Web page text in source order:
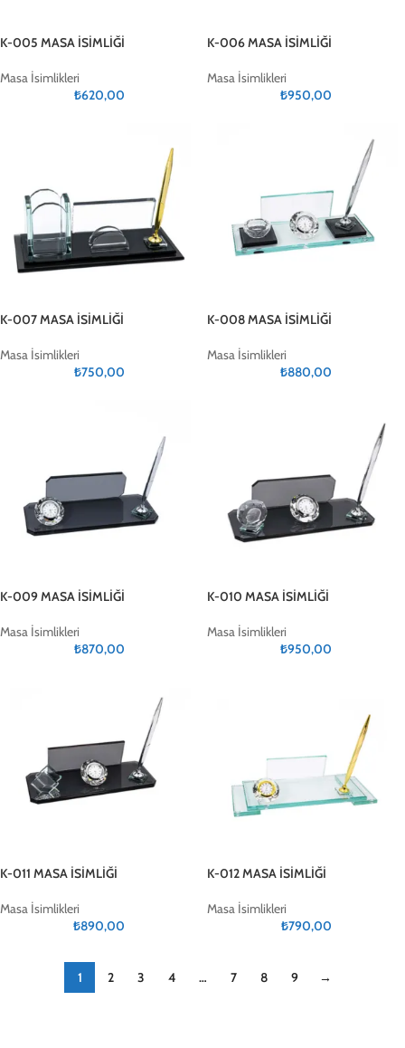
K-005 MASA İSİMLİĞİ
Masa İsimlikleri
₺620,00
K-006 MASA İSİMLİĞİ
Masa İsimlikleri
₺950,00
K-007 MASA İSİMLİĞİ
Masa İsimlikleri
₺750,00
K-008 MASA İSİMLİĞİ
Masa İsimlikleri
₺880,00
K-009 MASA İSİMLİĞİ
Masa İsimlikleri
₺870,00
K-010 MASA İSİMLİĞİ
Masa İsimlikleri
₺950,00
K-011 MASA İSİMLİĞİ
Masa İsimlikleri
₺890,00
K-012 MASA İSİMLİĞİ
Masa İsimlikleri
₺790,00
1 2 3 4 … 7 8 9 →